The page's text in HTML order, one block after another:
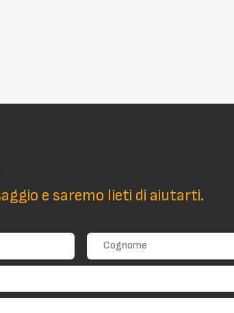
e saremo lieti di aiutarti.